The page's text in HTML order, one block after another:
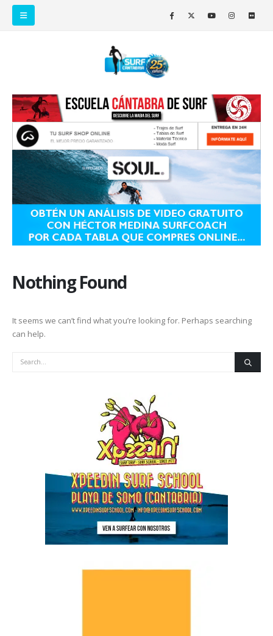
Nothing Found
It seems we can’t find what you’re looking for. Perhaps searching
can help.